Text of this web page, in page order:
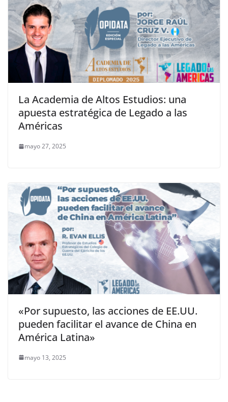
La Academia de Altos Estudios: una
apuesta estratégica de Legado a las
Américas
mayo 27, 2025
«Por supuesto, las acciones de EE.UU.
pueden facilitar el avance de China en
América Latina»
mayo 13, 2025